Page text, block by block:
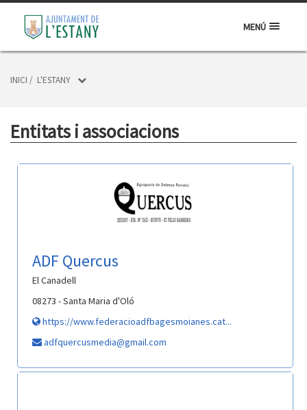
MENÚ
INICI / L'ESTANY
Entitats i associacions
ADF Quercus
El Canadell
08273 - Santa Maria d'Oló
https://www.federacioadfbagesmoianes.cat...
adfquercusmedia@gmail.com